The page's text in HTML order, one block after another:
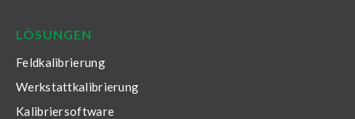
LÖSUNGEN
Feldkalibrierung
Werkstattkalibrierung
Kalibriersoftware